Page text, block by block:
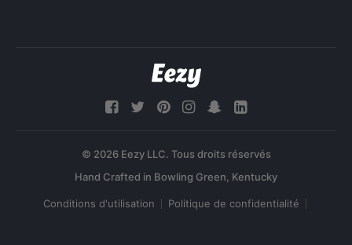
© 2026 Eezy LLC. Tous droits réservés
Conditions d'utilisation Politique de confidentialité